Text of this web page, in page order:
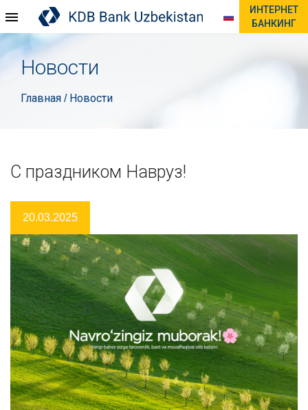
ИНТЕРНЕТ
БАНКИНГ
Новости
Главная / Новости
С праздником Навруз!
20.03.2025